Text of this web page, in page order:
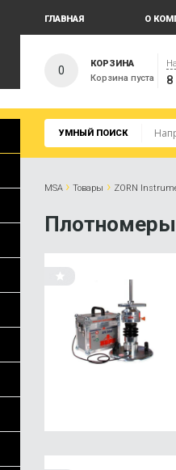
ГЛАВНАЯ О
0
КОРЗИНА
Корзина пуста
УМНЫЙ ПОИСК
MSA › Товары › ZORN
Плотномеры